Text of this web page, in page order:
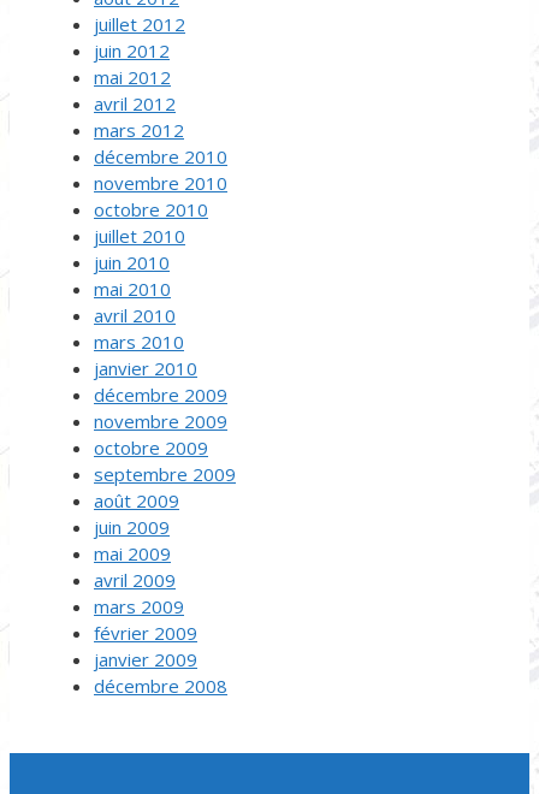
juillet 2012
juin 2012
mai 2012
avril 2012
mars 2012
décembre 2010
novembre 2010
octobre 2010
juillet 2010
juin 2010
mai 2010
avril 2010
mars 2010
janvier 2010
décembre 2009
novembre 2009
octobre 2009
septembre 2009
août 2009
juin 2009
mai 2009
avril 2009
mars 2009
février 2009
janvier 2009
décembre 2008